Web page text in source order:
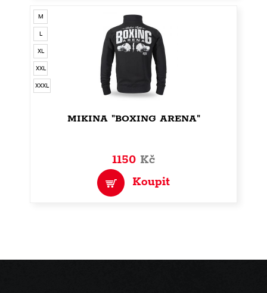
M
L
XL
XXL
XXXL
MIKINA "BOXING ARENA"
1150 Kč
Koupit